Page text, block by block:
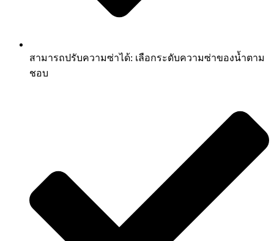
สามารถปรับความซ่าได้: เลือกระดับความซ่าของน้ำตาม
ชอบ